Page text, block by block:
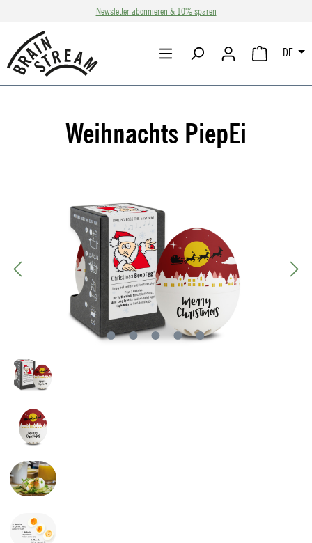
Zum Hauptinhalt springenNewsletter abonnieren & 10% sparen
DE
Weihnachts PiepEi
Bildergalerie überspringen